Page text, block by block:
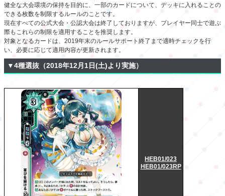
健全な大会環境の保持を目的に、一部のカードについて、デッキに入れることの
できる枚数を制限するルールのことです。
現在すべての公式大会・公認大会は終了しておりますが、プレイヤー同士で遊ぶ
際もこれらの制限を適用することを推奨します。
対象となるカードは、2019年末のルールサポート終了まで適時チェックを行
い、必要に応じて適用内容が更新されます。
▼4種選抜（2018年12月1日(土)より実施）
HEB01/023
HEB01/023RP